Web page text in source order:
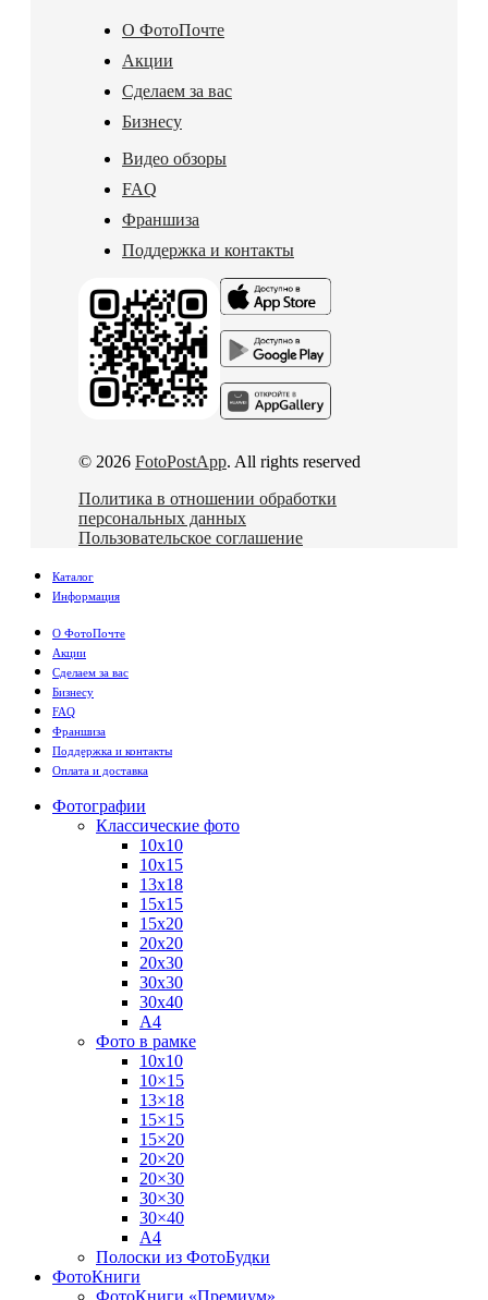
О ФотоПочте
Акции
Сделаем за вас
Бизнесу
Видео обзоры
FAQ
Франшиза
Поддержка и контакты
© 2026 FotoPostApp. All rights reserved
Политика в отношении обработки
персональных данных
Пользовательское соглашение
Каталог
Информация
О ФотоПочте
Акции
Сделаем за вас
Бизнесу
FAQ
Франшиза
Поддержка и контакты
Оплата и доставка
Фотографии
Классические фото
10х10
10х15
13х18
15х15
15х20
20х20
20х30
30х30
30х40
А4
Фото в рамке
10х10
10×15
13×18
15×15
15×20
20×20
20×30
30×30
30×40
A4
Полоски из ФотоБудки
ФотоКниги